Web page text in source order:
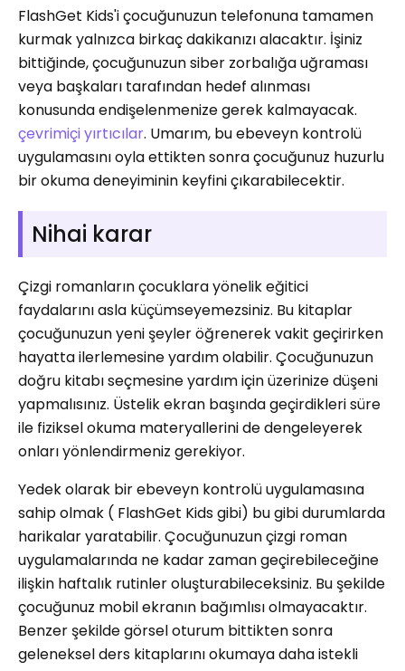
FlashGet Kids'i çocuğunuzun telefonuna tamamen
kurmak yalnızca birkaç dakikanızı alacaktır. İşiniz
bittiğinde, çocuğunuzun siber zorbalığa uğraması
veya başkaları tarafından hedef alınması
konusunda endişelenmenize gerek kalmayacak.
çevrimiçi yırtıcılar. Umarım, bu ebeveyn kontrolü
uygulamasını oyla ettikten sonra çocuğunuz huzurlu
bir okuma deneyiminin keyfini çıkarabilecektir.
Nihai karar
Çizgi romanların çocuklara yönelik eğitici
faydalarını asla küçümseyemezsiniz. Bu kitaplar
çocuğunuzun yeni şeyler öğrenerek vakit geçirirken
hayatta ilerlemesine yardım olabilir. Çocuğunuzun
doğru kitabı seçmesine yardım için üzerinize düşeni
yapmalısınız. Üstelik ekran başında geçirdikleri süre
ile fiziksel okuma materyallerini de dengeleyerek
onları yönlendirmeniz gerekiyor.
Yedek olarak bir ebeveyn kontrolü uygulamasına
sahip olmak ( FlashGet Kids gibi) bu gibi durumlarda
harikalar yaratabilir. Çocuğunuzun çizgi roman
uygulamalarında ne kadar zaman geçirebileceğine
ilişkin haftalık rutinler oluşturabileceksiniz. Bu şekilde
çocuğunuz mobil ekranın bağımlısı olmayacaktır.
Benzer şekilde görsel oturum bittikten sonra
geleneksel ders kitaplarını okumaya daha istekli